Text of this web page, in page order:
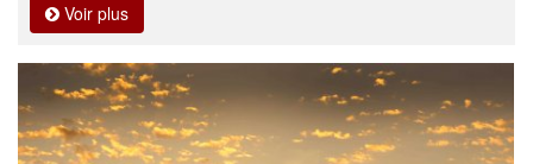
Voir plus